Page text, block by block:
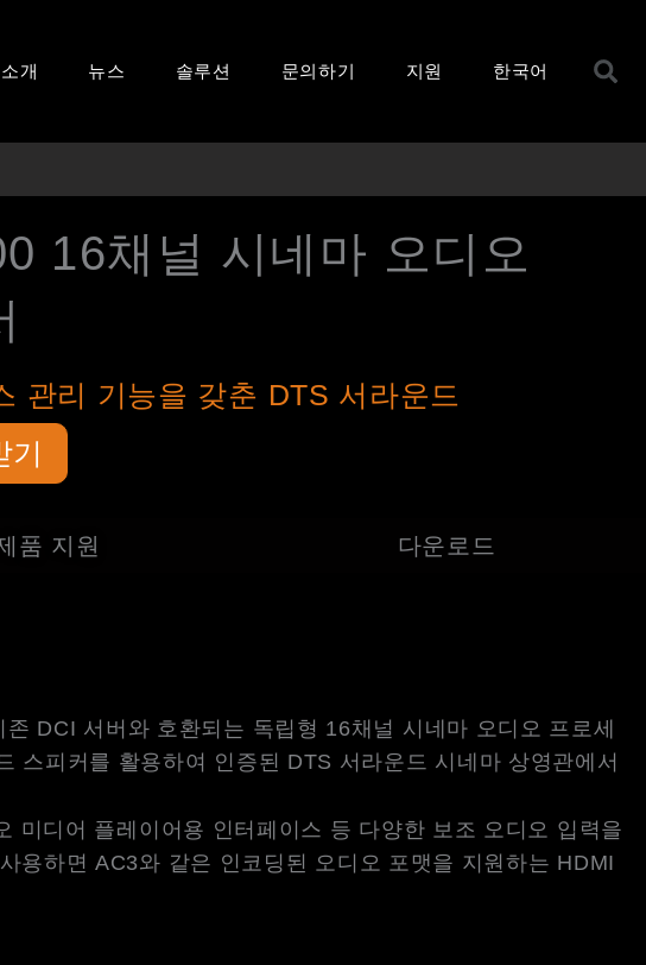
개 뉴스 솔루션 문의하기 지원 한국어
16채널 시네마 오디오
관리 기능을 갖춘 DTS 서라운드
기
품 지원 다운로드
DCI 서버와 호환되는 독립형 16채널 시네마 오디오 프로세
스피커를 활용하여 인증된 DTS 서라운드 시네마 상영관에서
디어 플레이어용 인터페이스 등 다양한 보조 오디오 입력을
용하면 AC3와 같은 인코딩된 오디오 포맷을 지원하는 HDMI